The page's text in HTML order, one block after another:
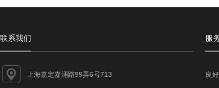
联系我们
上海嘉定嘉涌路99弄6号713
服
良